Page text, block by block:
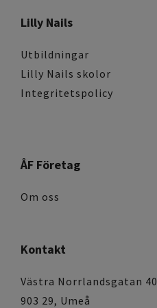
Lilly Nails
Utbildningar
Lilly Nails skolor
Integritetspolicy
ÅF Företag
Om oss
Kontakt
Västra Norrlandsgatan 40
903 29, Umeå